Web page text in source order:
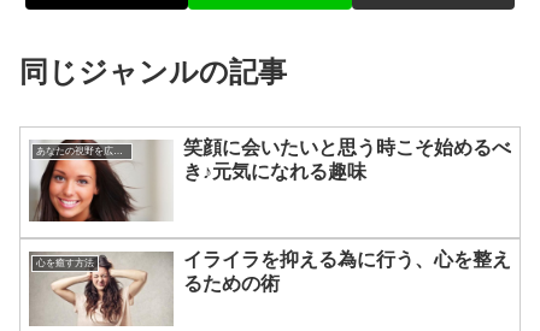
同じジャンルの記事
笑顔に会いたいと思う時こそ始めるべ
き♪元気になれる趣味
心を癒す方法
イライラを抑える為に行う、心を整え
るための術